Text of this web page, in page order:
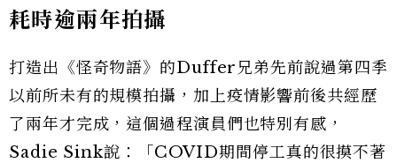
耗時逾兩年拍攝
打造出《怪奇物語》的Duffer兄弟先前說過第四季
以前所未有的規模拍攝，加上疫情影響前後共經歷
了兩年才完成，這個過程演員們也特別有感，
Sadie Sink說：「COVID期間停工真的很摸不著